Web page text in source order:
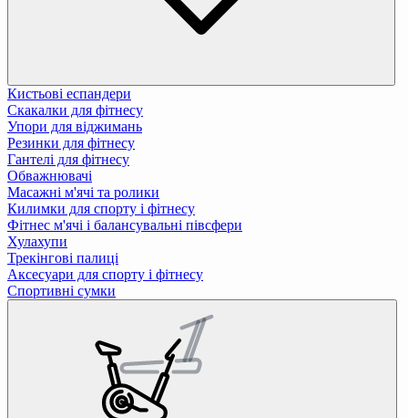
Кистьові еспандери
Скакалки для фітнесу
Упори для віджимань
Резинки для фітнесу
Гантелі для фітнесу
Обважнювачі
Масажні м'ячі та ролики
Килимки для спорту і фітнесу
Фітнес м'ячі і балансувальні півсфери
Хулахупи
Трекінгові палиці
Аксесуари для спорту і фітнесу
Спортивні сумки